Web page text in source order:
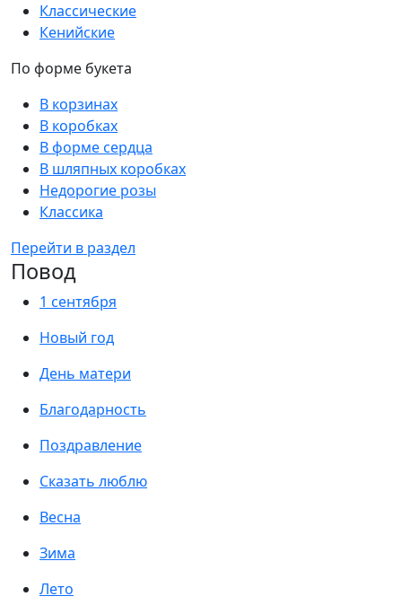
Классические
Кенийские
По форме букета
В корзинах
В коробках
В форме сердца
В шляпных коробках
Недорогие розы
Классика
Перейти в раздел
Повод
1 сентября
Новый год
День матери
Благодарность
Поздравление
Сказать люблю
Весна
Зима
Лето